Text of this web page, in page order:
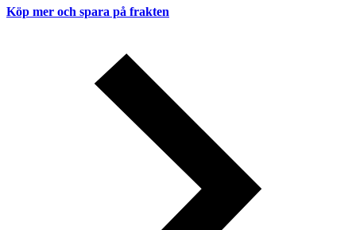
Köp mer och spara på frakten